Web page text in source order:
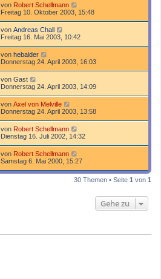
von Robert Schellmann
Freitag 10. Oktober 2003, 15:48
von Andreas Chall
Freitag 16. Mai 2003, 10:42
von hebalder
Donnerstag 24. April 2003, 16:03
von Gast
Donnerstag 24. April 2003, 14:09
von Axel von Melville
Donnerstag 24. April 2003, 13:58
von Robert Schellmann
Dienstag 16. Juli 2002, 14:32
von Robert Schellmann
Samstag 6. Mai 2000, 15:27
30 Themen • Seite 1 von 1
Gehe zu